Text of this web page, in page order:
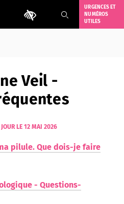
Outils d'accessibilité
URGENCES ET
NUMÉROS
UTILES
Veil -
LE 12 MAI 2026
pilule. Que dois-je faire
- Questions-